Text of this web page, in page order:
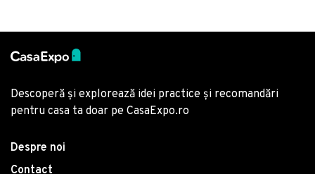
Descoperă și explorează idei practice și recomandări
pentru casa ta doar pe CasaExpo.ro
Despre noi
Contact